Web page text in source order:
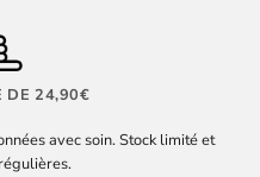
DE 24,90€
avec soin. Stock limité et